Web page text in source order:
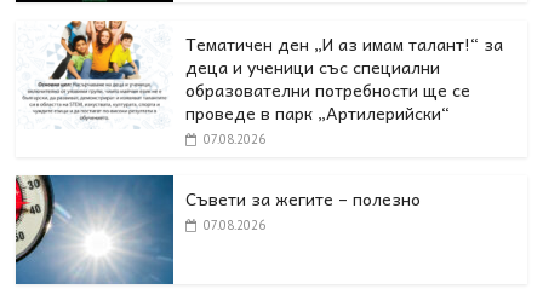
Тематичен ден „И аз имам талант!“ за
деца и ученици със специални
образователни потребности ще се
проведе в парк „Артилерийски“
07.08.2026
Съвети за жегите – полезно
07.08.2026